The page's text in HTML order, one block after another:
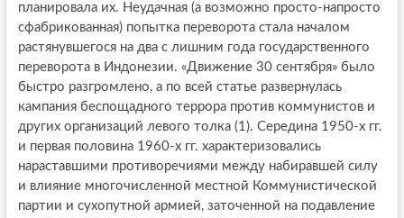
планировала их. Неудачная (а возможно просто-напросто
сфабрикованная) попытка переворота стала началом
растянувшегося на два с лишним года государственного
переворота в Индонезии. «Движение 30 сентября» было
быстро разгромлено, а по всей статье развернулась
кампания беспощадного террора против коммунистов и
других организаций левого толка (1). Середина 1950-х гг.
и первая половина 1960-х гг. характеризовались
нараставшими противоречиями между набиравшей силу
и влияние многочисленной местной Коммунистической
партии и сухопутной армией, заточенной на подавление